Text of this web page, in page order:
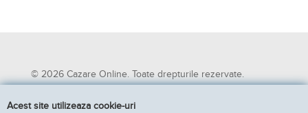
Acest site utilizeaza cookie-uri
© 2026 Cazare Online. Toate drepturile rezervate.
Cazare Online va pune la dispozitie informatii despre